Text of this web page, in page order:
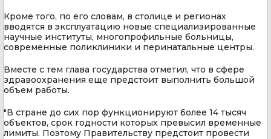
Кроме того, по его словам, в столице и регионах
вводятся в эксплуатацию новые специализированные
научные институты, многопрофильные больницы,
современные поликлиники и перинатальные центры.
Вместе с тем глава государства отметил, что в сфере
здравоохранения еще предстоит выполнить большой
объем работы.
"В стране до сих пор функционируют более 14 тысяч
объектов, срок годности которых превысил временные
лимиты. Поэтому Правительству предстоит провести